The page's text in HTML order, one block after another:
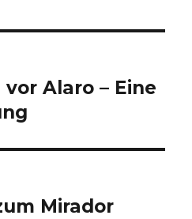
Alaro – Eine
Mirador